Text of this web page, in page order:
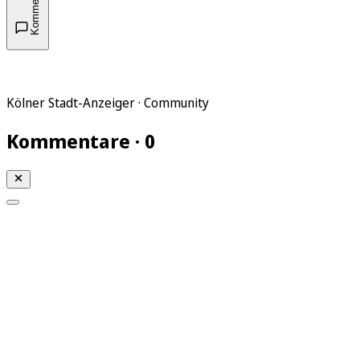
Kölner Stadt-Anzeiger · Community
Kommentare · 0